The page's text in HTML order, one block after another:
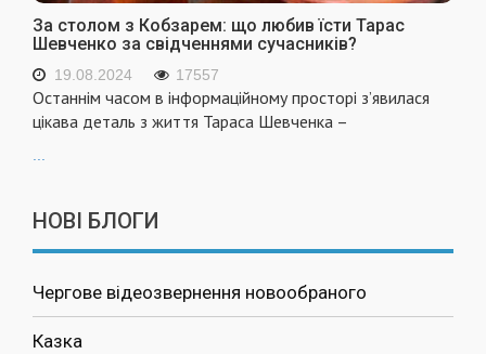
За столом з Кобзарем: що любив їсти Тарас
Шевченко за свідченнями сучасників?
19.08.2024 17557
Останнім часом в інформаційному просторі з’явилася
цікава деталь з життя Тараса Шевченка –
НОВІ БЛОГИ
Чергове відеозвернення новообраного
Казка